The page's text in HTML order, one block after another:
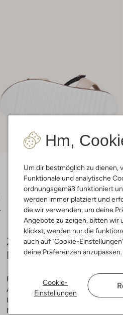
Hm,
Um dir bestmöglich zu dienen,
Funktionale und analytische
ordnungsgemäß funktioniert
werden immer platziert und
die wir verwenden, um deine
Angebote zu zeigen, bitten wir
klickst, werden nur die
auch auf "Cookie-
deine Präferenzen anzupassen.
Cookie-
Einstellungen
Lieferung
Zusammensetzung &
Passform
Farbe :
Beige
Außenmaterial:Leder
Innenmaterial:
Material Sohle: